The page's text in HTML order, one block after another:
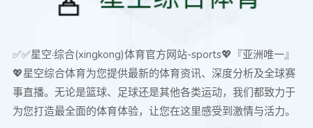
✅✅星空·综合(xingkong)体育官方网站-sports💖『亚洲唯一』
💖星空综合体育为您提供最新的体育资讯、深度分析及全球赛
事直播。无论是篮球、足球还是其他各类运动，我们都致力于
为您打造最全面的体育体验，让您在这里感受到激情与活力。